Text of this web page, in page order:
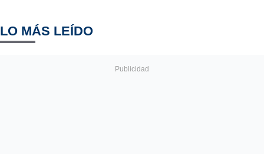
LO MÁS LEÍDO